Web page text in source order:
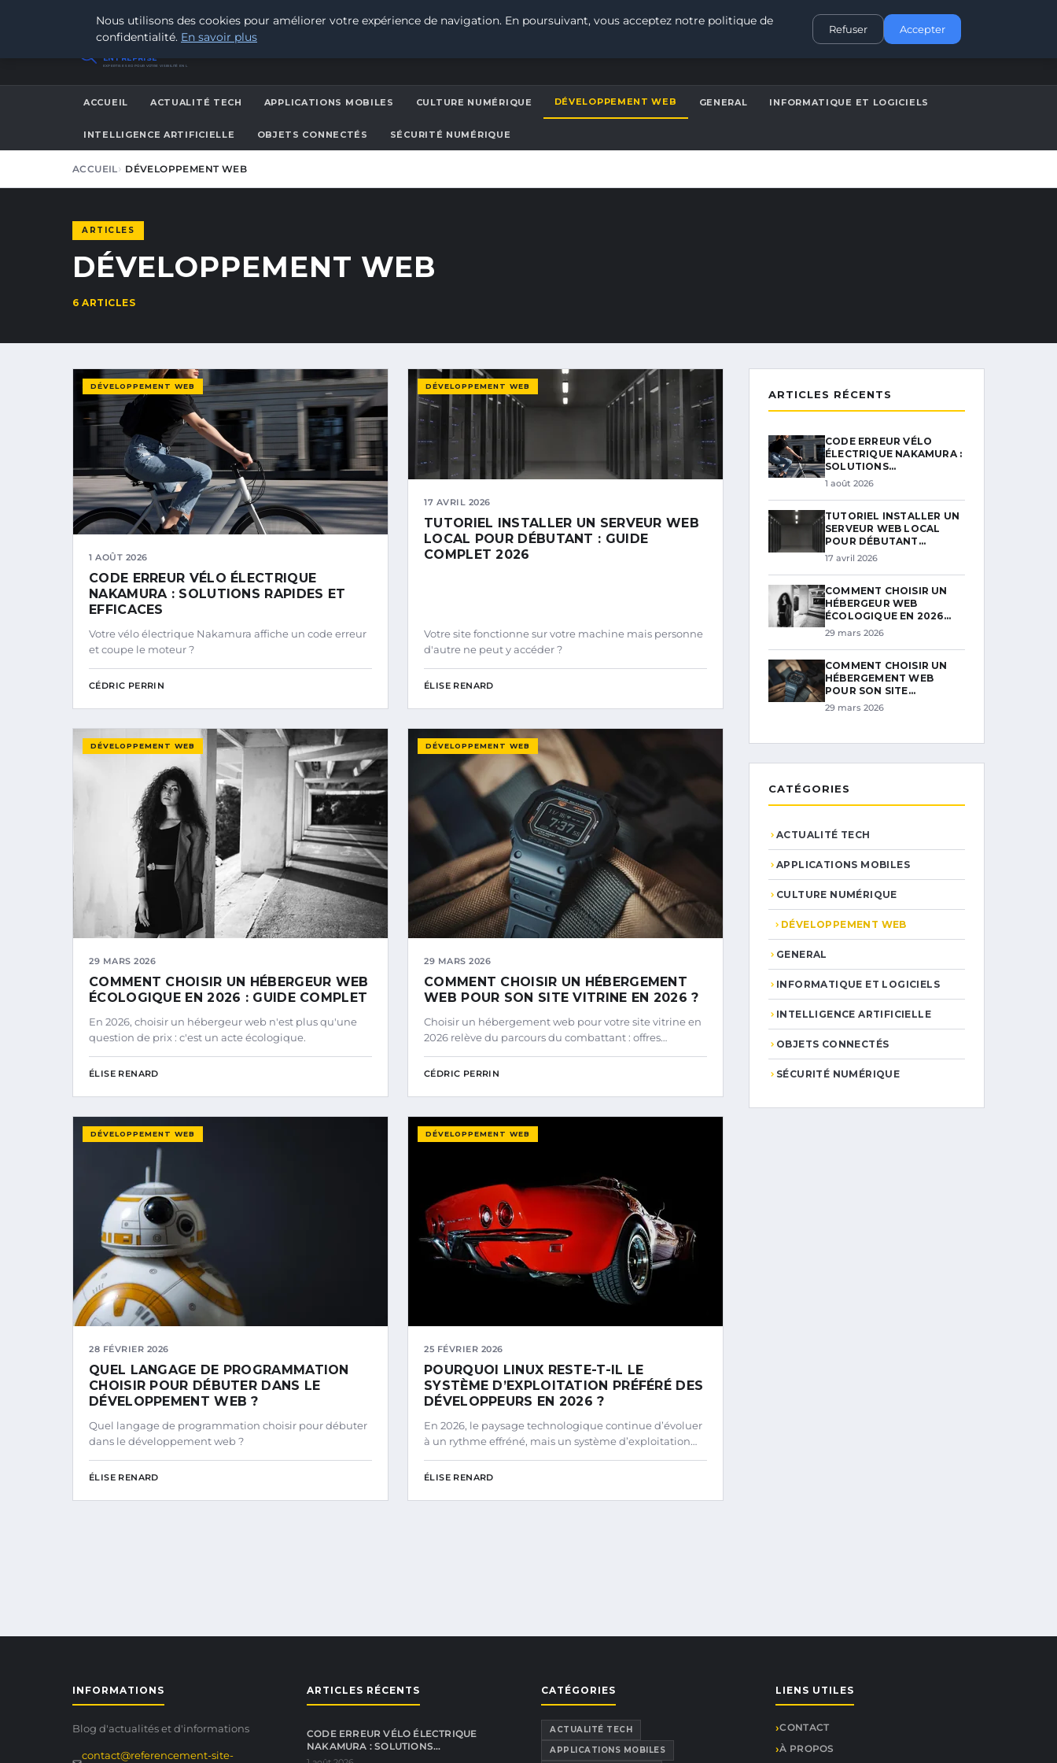
VENDREDI 7 AOÛT 2026 CONTACT
ENTREPRISE
EXPERTISE SEO POUR VOTRE VISIBILITÉ EN LIGNE
ACCUEIL ACTUALITÉ TECH APPLICATIONS MOBILES CULTURE NUMÉRIQUE DÉVELOPPEMENT WEB GENERAL INFORMATIQUE ET LOGICIELS
INTELLIGENCE ARTIFICIELLE OBJETS CONNECTÉS SÉCURITÉ NUMÉRIQUE
ACCUEIL DÉVELOPPEMENT WEB
ARTICLES
DÉVELOPPEMENT WEB
6 ARTICLES
DÉVELOPPEMENT WEB
1 AOÛT 2026
CODE ERREUR VÉLO ÉLECTRIQUE
NAKAMURA : SOLUTIONS RAPIDES ET
EFFICACES
Votre vélo électrique Nakamura affiche un code erreur
et coupe le moteur ?
CÉDRIC PERRIN
DÉVELOPPEMENT WEB
17 AVRIL 2026
TUTORIEL INSTALLER UN SERVEUR WEB
LOCAL POUR DÉBUTANT : GUIDE
COMPLET 2026
Votre site fonctionne sur votre machine mais personne
d'autre ne peut y accéder ?
ÉLISE RENARD
DÉVELOPPEMENT WEB
29 MARS 2026
COMMENT CHOISIR UN HÉBERGEUR WEB
ÉCOLOGIQUE EN 2026 : GUIDE COMPLET
En 2026, choisir un hébergeur web n'est plus qu'une
question de prix : c'est un acte écologique.
ÉLISE RENARD
DÉVELOPPEMENT WEB
29 MARS 2026
COMMENT CHOISIR UN HÉBERGEMENT
WEB POUR SON SITE VITRINE EN 2026 ?
Choisir un hébergement web pour votre site vitrine en
2026 relève du parcours du combattant : offres…
CÉDRIC PERRIN
DÉVELOPPEMENT WEB
28 FÉVRIER 2026
QUEL LANGAGE DE PROGRAMMATION
CHOISIR POUR DÉBUTER DANS LE
DÉVELOPPEMENT WEB ?
Quel langage de programmation choisir pour débuter
dans le développement web ?
ÉLISE RENARD
DÉVELOPPEMENT WEB
25 FÉVRIER 2026
POURQUOI LINUX RESTE-T-IL LE
SYSTÈME D’EXPLOITATION PRÉFÉRÉ DES
DÉVELOPPEURS EN 2026 ?
En 2026, le paysage technologique continue d’évoluer
à un rythme effréné, mais un système d’exploitation…
ÉLISE RENARD
ARTICLES RÉCENTS
CODE ERREUR VÉLO
ÉLECTRIQUE NAKAMURA :
SOLUTIONS…
1 août 2026
TUTORIEL INSTALLER UN
SERVEUR WEB LOCAL
POUR DÉBUTANT…
17 avril 2026
COMMENT CHOISIR UN
HÉBERGEUR WEB
ÉCOLOGIQUE EN 2026…
29 mars 2026
COMMENT CHOISIR UN
HÉBERGEMENT WEB
POUR SON SITE…
29 mars 2026
CATÉGORIES
ACTUALITÉ TECH
APPLICATIONS MOBILES
CULTURE NUMÉRIQUE
DÉVELOPPEMENT WEB
GENERAL
INFORMATIQUE ET LOGICIELS
INTELLIGENCE ARTIFICIELLE
OBJETS CONNECTÉS
SÉCURITÉ NUMÉRIQUE
INFORMATIONS
Blog d'actualités et d'informations
contact@referencement-site-
ARTICLES RÉCENTS
CODE ERREUR VÉLO ÉLECTRIQUE
NAKAMURA : SOLUTIONS…
CATÉGORIES
ACTUALITÉ TECH
APPLICATIONS MOBILES
LIENS UTILES
CONTACT
À PROPOS
Nous utilisons des cookies pour améliorer votre expérience de navigation. En poursuivant, vous acceptez notre politique de
confidentialité. En savoir plus
Refuser Accepter